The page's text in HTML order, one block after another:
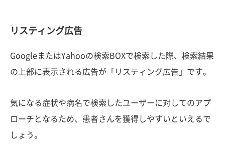
リスティング広告
GoogleまたはYahooの検索BOXで検索した際、検索結果
の上部に表示される広告が「リスティング広告」です。
気になる症状や病名で検索したユーザーに対してのアプ
ローチとなるため、患者さんを獲得しやすいといえるで
しょう。